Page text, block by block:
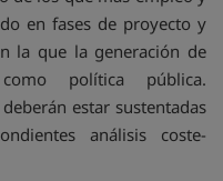
en fases de proyecto y
la que la generación de
política pública.
estar sustentadas
análisis coste-